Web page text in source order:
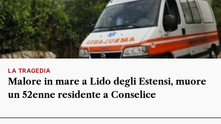
LA TRAGEDIA
Malore in mare a Lido degli Estensi, muore
un 52enne residente a Conselice